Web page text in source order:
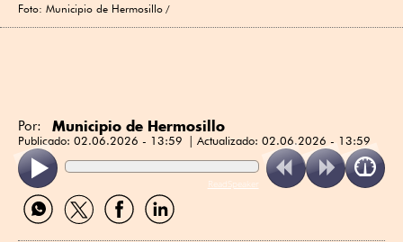
Foto: Municipio de Hermosillo
Por: Municipio de Hermosillo
Publicado: 02.06.2026 - 13:59 Actualizado: 02.06.2026 - 13:59
ReadSpeaker
Compartir
por
Compartir
por
Compartir
por
Compartir
por